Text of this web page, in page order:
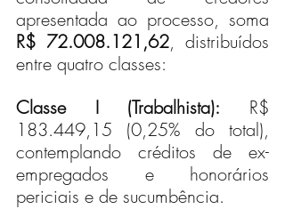
R$ 72.008.121,62, distribuídos
entre quatro classes:
Classe I (Trabalhista): R$
183.449,15 (0,25% do total),
contemplando créditos de ex-
empregados e honorários
periciais e de sucumbência.